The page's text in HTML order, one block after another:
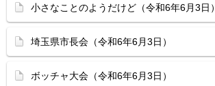
小さなことのようだけど（令和6年6月3日）
埼玉県市長会（令和6年6月3日）
ボッチャ大会（令和6年6月3日）